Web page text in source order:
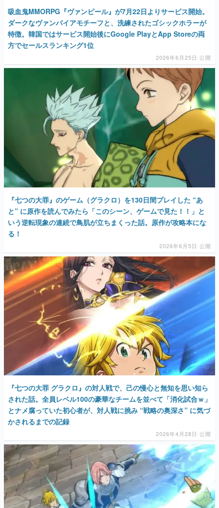
吸血鬼MMORPG『ヴァンピール』が7月22日よりサービス開始。
ダークなヴァンパイアモチーフと、洗練されたゴシックホラーが
特徴。韓国ではサービス開始後にGoogle PlayとApp Storeの両
方でセールスランキング1位
2026年6月25日 公開
『七つの大罪』のゲーム（グラクロ）を130日間プレイした “あ
と” に原作を読んでみたら「このシーン、ゲームで見た！！」と
いう逆転現象の連続で鳥肌が立ちまくった話。原作が攻略本にな
る！
2026年6月5日 公開
『七つの大罪 グラクロ』の対人戦で、己の慢心と無知を思い知ら
された話。全員レベル100の豪華なチームを並べて「消化試合ｗ」
とナメ腐っていた初心者が、対人戦に挑み “戦略の奥深さ” に気づ
かされるまでの記録
2026年4月28日 公開